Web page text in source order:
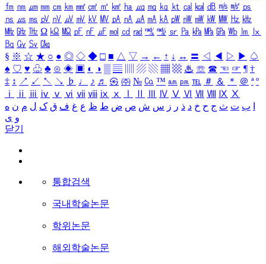
㎙ ㎚ ㎛ ㎜ ㎝ ㎞ ㎟ ㎠ ㎡ ㎢ ㏊ ㎍ ㎎ ㎏ ㏏ ㎈ ㎉ ㏈ ㎧ ㎨ ㎰
㎱ ㎲ ㎳ ㎴ ㎵ ㎶ ㎷ ㎸ ㎹ ㎀ ㎁ ㎂ ㎃ ㎄ ㎺ ㎻ ㎽ ㎾ ㎿ ㎐ ㎑
㎒ ㎓ ㎔ Ω ㏀ ㏁ ㎊ ㎋ ㎌ ㏖ ㏅ ㎭ ㎮ ㎯ ㏛ ㎩ ㎪ ㎫ ㎬ ㏝ ㏐
㏓
㏃ ㏉ ㏜ ㏆
§ ※ ☆ ★ ○ ● ◎ ◇ ◆ □ ■ △ ▽ → ← ↑ ↓ ↔ 〓 ◁ ◀ ▷ ▶ ♤
♠ ♡ ♥ ♧ ♣ ⊙ ◈ ▣ ◐ ◑ ▒ ▤ ▨ ▧ ▦ ▩ ♨ ☏ ☎ ☜ ☞ ¶ †
‡ ↕ ↗ ↙ ↖ ↘ ♭ ♩ ♪ ♬ ㉿ ㈜ № ㏇ ™ ㏂ ㏘ ℡ ＃ ＆ ＊ ＠ ª º
ⅰ
ⅱ ⅲ ⅳ ⅴ ⅵ ⅶ ⅷ ⅸ ⅹ Ⅳ Ⅴ Ⅵ Ⅶ Ⅷ Ⅸ Ⅹ
ب ت ث ج ح خ د ذ ر ز س ش ص ض ط ظ ع غ ف ق ک ل م ن ه
و ی
닫기
통합검색
국내학술논문
학위논문
해외학술논문